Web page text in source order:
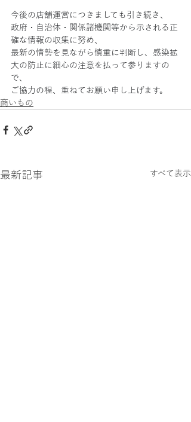
今後の店舗運営につきましても引き続き、
政府・自治体・関係諸機関等から示される正
確な情報の収集に努め、
最新の情勢を見ながら慎重に判断し、感染拡
大の防止に細心の注意を払って参りますの
で、
ご協力の程、重ねてお願い申し上げます。
商いもの
最新記事 すべて表示